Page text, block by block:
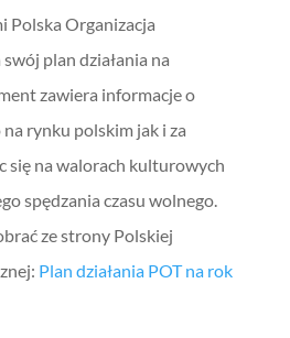
Polska Organizacja
plan działania na
zawiera informacje o
rynku polskim jak i za
się na walorach kulturowych
spędzania czasu wolnego.
ze strony Polskiej
Plan działania POT na rok